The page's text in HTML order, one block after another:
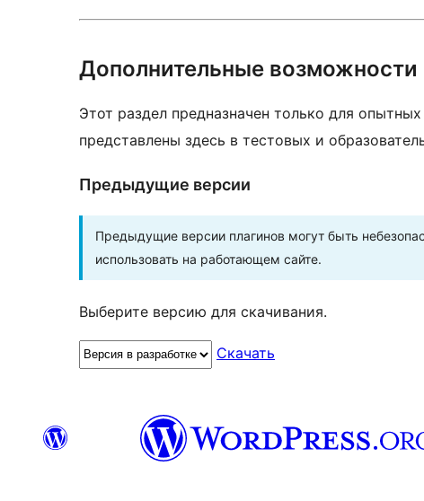
Дополнительные возможности
Этот раздел предназначен только для
представлены здесь в тестовых и
Предыдущие версии
Предыдущие версии плагинов могут быть
использовать на работающем сайте.
Выберите версию для скачивания.
Скачать